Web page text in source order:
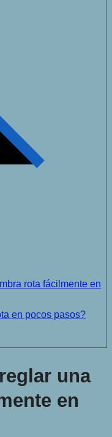
rota fácilmente en
en pocos pasos?
una
en